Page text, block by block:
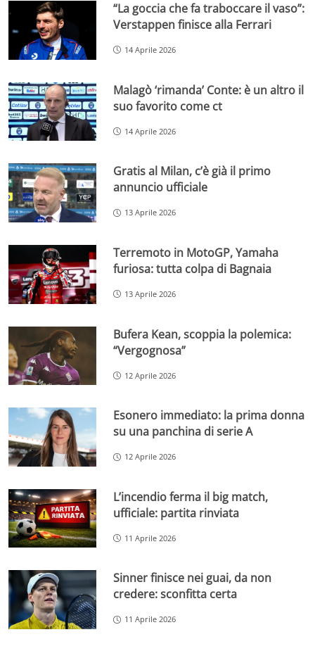
“La goccia che fa traboccare il vaso”:
Verstappen finisce alla Ferrari
14 Aprile 2026
Malagò ‘rimanda’ Conte: è un altro il
suo favorito come ct
14 Aprile 2026
Gratis al Milan, c’è già il primo
annuncio ufficiale
13 Aprile 2026
Terremoto in MotoGP, Yamaha
furiosa: tutta colpa di Bagnaia
13 Aprile 2026
Bufera Kean, scoppia la polemica:
“Vergognosa”
12 Aprile 2026
Esonero immediato: la prima donna
su una panchina di serie A
12 Aprile 2026
L’incendio ferma il big match,
ufficiale: partita rinviata
11 Aprile 2026
Sinner finisce nei guai, da non
credere: sconfitta certa
11 Aprile 2026